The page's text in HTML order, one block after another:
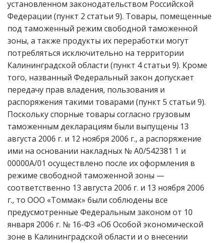
установленном законодательством Российской
Федерации (пункт 2 статьи 9). Товары, помещенные
под таможенный режим свободной таможенной
зоны, а также продукты их переработки могут
потребляться исключительно на территории
Калининградской области (пункт 4 статьи 9). Кроме
того, названный Федеральный закон допускает
передачу прав владения, пользования и
распоряжения такими товарами (пункт 5 статьи 9).
Поскольку спорные товары согласно грузовым
таможенным декларациям были выпущены 13
августа 2006 г. и 12 ноября 2006 г., а распоряжение
ими на основании накладных № А0/542381 1 и
00000А/01 осуществлено после их оформления в
режиме свободной таможенной зоны —
соответственно 13 августа 2006 г. и 13 ноября 2006
г., то ООО «Томмак» были соблюдены все
предусмотренные Федеральным законом от 10
января 2006 г. № 16-ФЗ «Об Особой экономической
зоне в Калининградской области и о внесении